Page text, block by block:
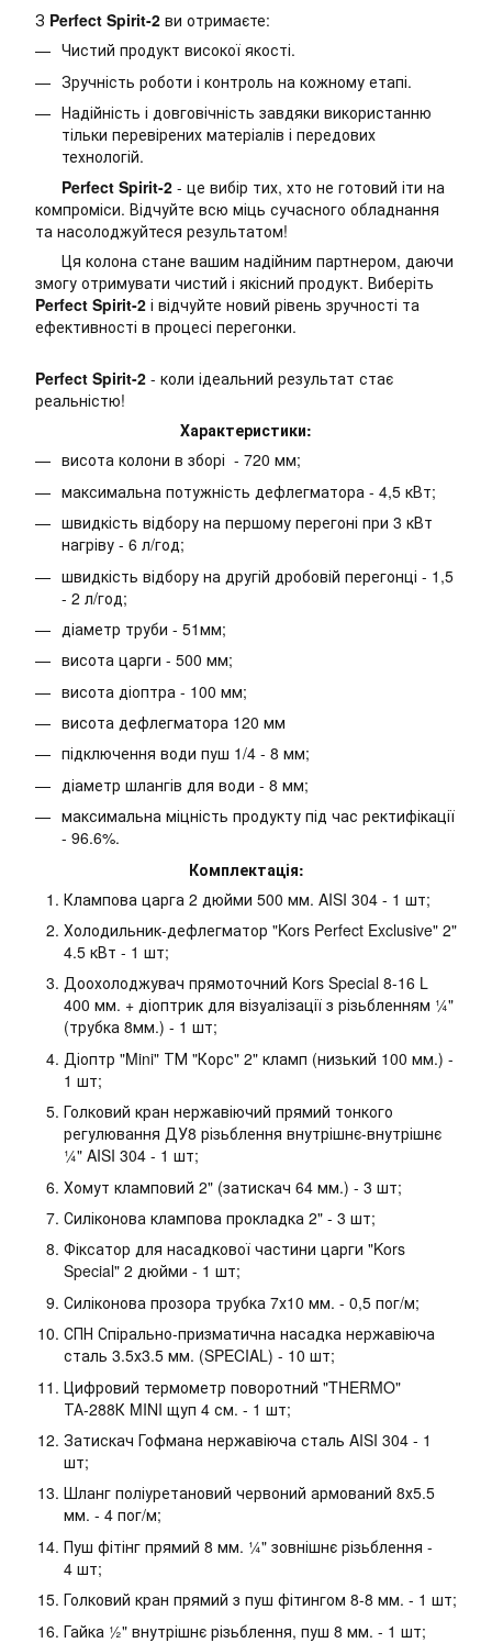
З Perfect Spirit-2 ви отримаєте:
Чистий продукт високої якості.
Зручність роботи і контроль на кожному етапі.
Надійність і довговічність завдяки використанню
тільки перевірених матеріалів і передових
технологій.
Perfect Spirit-2 - це вибір тих, хто не готовий іти на
компроміси. Відчуйте всю міць сучасного обладнання
та насолоджуйтеся результатом!
Ця колона стане вашим надійним партнером, даючи
змогу отримувати чистий і якісний продукт. Виберіть
Perfect Spirit-2 і відчуйте новий рівень зручності та
ефективності в процесі перегонки.
Perfect Spirit-2 - коли ідеальний результат стає
реальністю!
Характеристики:
висота колони в зборі - 720 мм;
максимальна потужність дефлегматора - 4,5 кВт;
швидкість відбору на першому перегоні при 3 кВт
нагріву - 6 л/год;
швидкість відбору на другій дробовій перегонці - 1,5
- 2 л/год;
діаметр труби - 51мм;
висота царги - 500 мм;
висота діоптра - 100 мм;
висота дефлегматора 120 мм
підключення води пуш 1/4 - 8 мм;
діаметр шлангів для води - 8 мм;
максимальна міцність продукту під час ректифікації
- 96.6%.
Комплектація:
Клампова царга 2 дюйми 500 мм. AISI 304 - 1 шт;
Холодильник-дефлегматор "Kors Perfect Exclusive" 2"
4.5 кВт - 1 шт;
Доохолоджувач прямоточний Kors Special 8-16 L
400 мм. + діоптрик для візуалізації з різьбленням ¼"
(трубка 8мм.) - 1 шт;
Діоптр "Mini" ТМ "Корс" 2" кламп (низький 100 мм.) -
1 шт;
Голковий кран нержавіючий прямий тонкого
регулювання ДУ8 різьблення внутрішнє-внутрішнє
¼" AISI 304 - 1 шт;
Хомут кламповий 2" (затискач 64 мм.) - 3 шт;
Силіконова клампова прокладка 2" - 3 шт;
Фіксатор для насадкової частини царги "Kors
Special" 2 дюйми - 1 шт;
Силіконова прозора трубка 7х10 мм. - 0,5 пог/м;
СПН Спірально-призматична насадка нержавіюча
сталь 3.5х3.5 мм. (SPECIAL) - 10 шт;
Цифровий термометр поворотний "THERMO"
ТА-288К MINI щуп 4 см. - 1 шт;
Затискач Гофмана нержавіюча сталь AISI 304 - 1
шт;
Шланг поліуретановий червоний армований 8х5.5
мм. - 4 пог/м;
Пуш фітінг прямий 8 мм. ¼" зовнішнє різьблення -
4 шт;
Голковий кран прямий з пуш фітингом 8-8 мм. - 1 шт;
Гайка ½" внутрішнє різьблення, пуш 8 мм. - 1 шт;